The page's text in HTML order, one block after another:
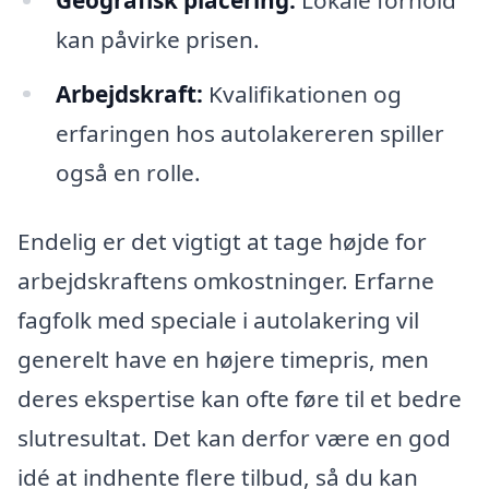
kan påvirke prisen.
Arbejdskraft: Kvalifikationen og
erfaringen hos autolakereren spiller
også en rolle.
Endelig er det vigtigt at tage højde for
arbejdskraftens omkostninger. Erfarne
fagfolk med speciale i autolakering vil
generelt have en højere timepris, men
deres ekspertise kan ofte føre til et bedre
slutresultat. Det kan derfor være en god
idé at indhente flere tilbud, så du kan